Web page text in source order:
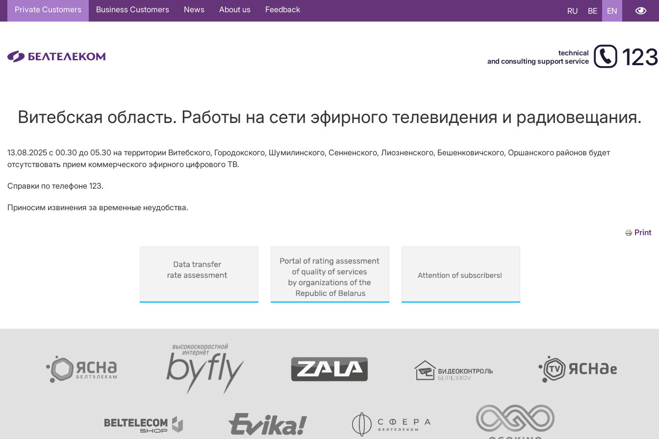
Основная
навигация
Private Customers Business Customers News About us Feedback RU BE EN
technical
and consulting support service
123
Витебская область. Работы на сети эфирного телевидения и радиовещания.
13.08.2025 с 00.30 до 05.30 на территории Витебского, Городокского, Шумилинского, Сенненского, Лиозненского, Бешенковичского, Оршанского районов будет
отсутствовать прием коммерческого эфирного цифрового ТВ.
Справки по телефоне 123.
Приносим извинения за временные неудобства.
Print